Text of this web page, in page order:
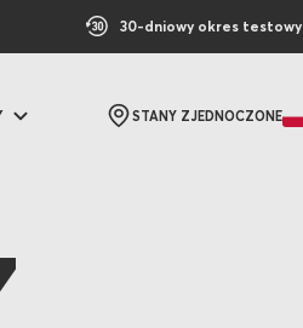
30-dniowy okres testowy
STANY ZJEDNOCZONE